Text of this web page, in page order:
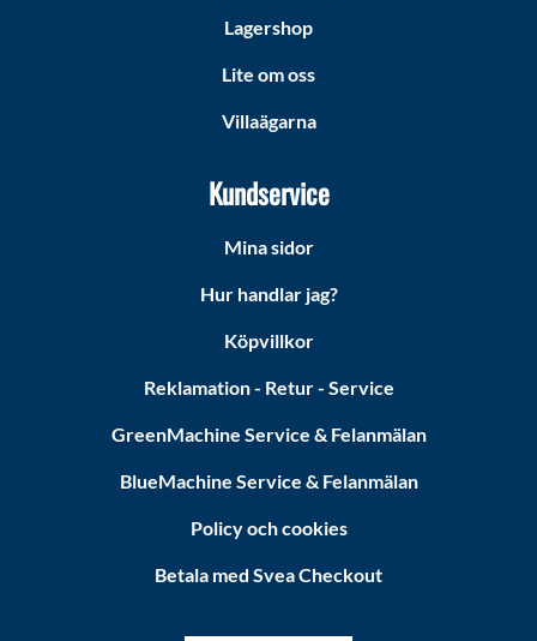
Lagershop
Lite om oss
Villaägarna
Kundservice
Mina sidor
Hur handlar jag?
Köpvillkor
Reklamation - Retur - Service
GreenMachine Service & Felanmälan
BlueMachine Service & Felanmälan
Policy och cookies
Betala med Svea Checkout